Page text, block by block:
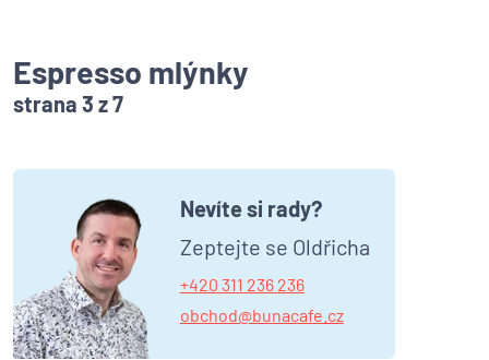
Espresso mlýnky
strana 3 z 7
Nevíte si rady?
Zeptejte se Oldřicha
+420 311 236 236
obchod@bunacafe.cz